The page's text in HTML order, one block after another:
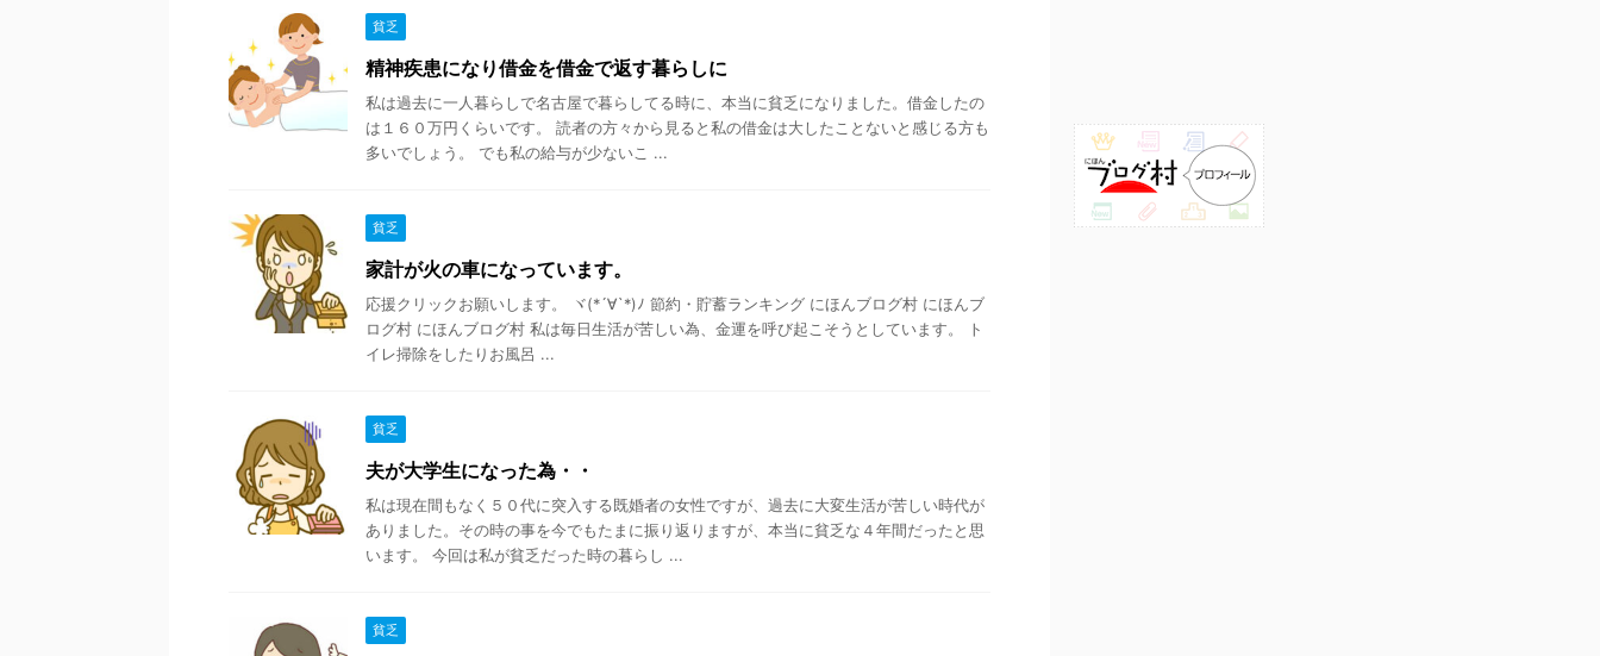
貧乏
精神疾患になり借金を借金で返す暮らしに
私は過去に一人暮らしで名古屋で暮らしてる時に、本当に貧乏になりました。借金したの
は１６０万円くらいです。 読者の方々から見ると私の借金は大したことないと感じる方も
多いでしょう。 でも私の給与が少ないこ ...
貧乏
家計が火の車になっています。
応援クリックお願いします。 ヾ(*´∀`*)ﾉ 節約・貯蓄ランキング にほんブログ村 にほんブ
ログ村 にほんブログ村 私は毎日生活が苦しい為、金運を呼び起こそうとしています。 ト
イレ掃除をしたりお風呂 ...
貧乏
夫が大学生になった為・・
私は現在間もなく５０代に突入する既婚者の女性ですが、過去に大変生活が苦しい時代が
ありました。その時の事を今でもたまに振り返りますが、本当に貧乏な４年間だったと思
います。 今回は私が貧乏だった時の暮らし ...
貧乏